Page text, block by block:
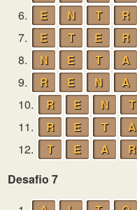
6.
E N T R
7.
E T E R
8.
N E T
A
9.
R E N
A
10.
R E N T
11.
R E T
A
12.
T E A
R
Desafio 7